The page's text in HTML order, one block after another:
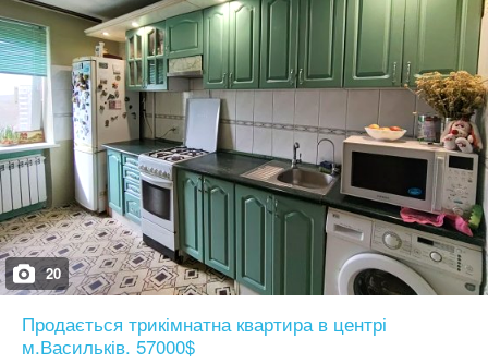
20
Продається трикімнатна квартира в центрі
м.Васильків. 57000$